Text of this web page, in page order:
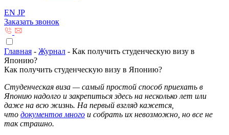
EN JP
Заказать звонок
Главная - Журнал - Как получить студенческую визу в
Японию?
Как получить студенческую визу в Японию?
Студенческая виза — самый простой способ приехать в
Японию надолго и закрепиться здесь на несколько лет или
даже на всю жизнь. На первый взгляд кажется,
что документов много и собрать их невозможно, но все не
так страшно.